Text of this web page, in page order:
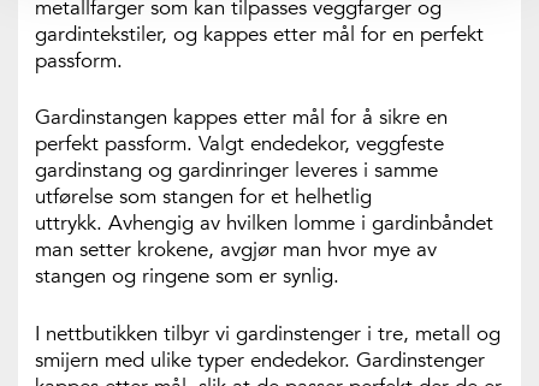
metallfarger som kan tilpasses veggfarger og
gardintekstiler, og kappes etter mål for en perfekt
passform.
Gardinstangen kappes etter mål for å sikre en
perfekt passform. Valgt endedekor, veggfeste
gardinstang og gardinringer leveres i samme
utførelse som stangen for et helhetlig
uttrykk. Avhengig av hvilken lomme i gardinbåndet
man setter krokene, avgjør man hvor mye av
stangen og ringene som er synlig.
I nettbutikken tilbyr vi gardinstenger i tre, metall og
smijern med ulike typer endedekor. Gardinstenger